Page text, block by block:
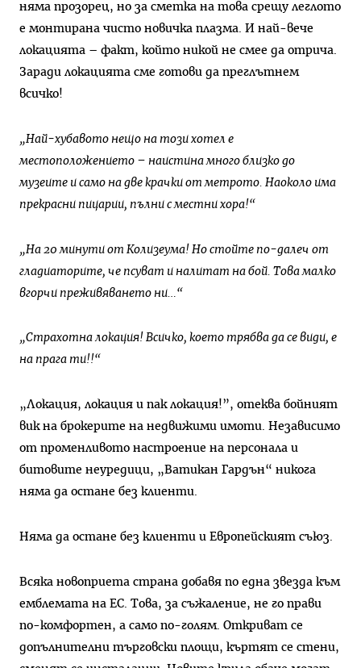
няма прозорец, но за сметка на това срещу леглото
е монтирана чисто новичка плазма. И най-вече
локацията – факт, който никой не смее да отрича.
Заради локацията сме готови да преглътнем
всичко!
„Най-хубавото нещо на този хотел е
местоположението – наистина много близко до
музеите и само на две крачки от метрото. Наоколо има
прекрасни пицарии, пълни с местни хора!“
„На 20 минути от Колизеума! Но стойте по-далеч от
гладиаторите, че псуват и налитат на бой. Това малко
вгорчи преживяването ни…“
„Страхотна локация! Всичко, което трябва да се види, е
на прага ти!!“
„Локация, локация и пак локация!”, отеква бойният
вик на брокерите на недвижими имоти. Независимо
от променливото настроение на персонала и
битовите неуредици, „Ватикан Гардън“ никога
няма да остане без клиенти.
Няма да остане без клиенти и Европейският съюз.
Всяка новоприета страна добавя по една звезда към
емблемата на ЕС. Това, за съжаление, не го прави
по-комфортен, а само по-голям. Откриват се
допълнителни търговски площи, къртят се стени,